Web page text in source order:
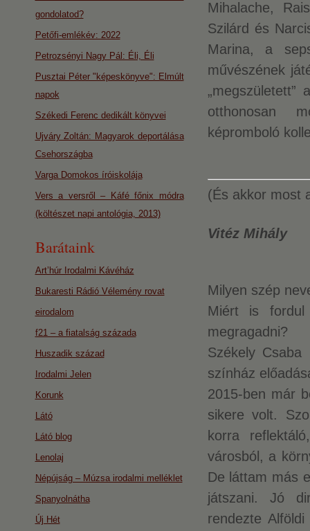
Mihalache,
Szilárd és
Marina, a
művészének
otthonosan
képromboló
(És akkor most
Vitéz Mihály
Milyen szép
Miért is
megragadni?
Székely
színház
2015-ben már
sikere volt.
korra
városból, a
De láttam más
játszani. Jó
rendezte
gondolatod?
Petőfi-emlékév: 2022
Petrozsényi Nagy Pál: Éli, Éli
Pusztai Péter "képeskönyve": Elmúlt
napok
Székedi Ferenc dedikált könyvei
Ujváry Zoltán: Magyarok deportálása
Csehországba
Varga Domokos íróiskolája
Vers a versről – Káfé főnix módra
(költészet napi antológia, 2013)
Barátaink
Art’húr Irodalmi Kávéház
Bukaresti Rádió Vélemény rovat
eirodalom
f21 – a fiatalság százada
Huszadik század
Irodalmi Jelen
Korunk
Látó
Látó blog
Lenolaj
Népújság – Múzsa irodalmi melléklet
Spanyolnátha
Új Hét